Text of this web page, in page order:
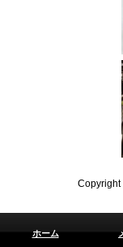
Copyright
ホーム